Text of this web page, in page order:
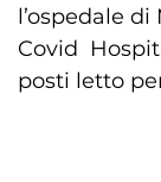
l’ospedale
Covid
posti letto